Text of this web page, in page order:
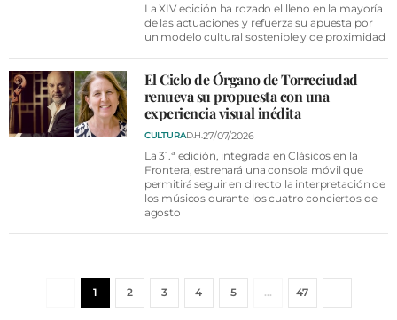
La XIV edición ha rozado el lleno en la mayoría
de las actuaciones y refuerza su apuesta por
un modelo cultural sostenible y de proximidad
El Ciclo de Órgano de Torreciudad
renueva su propuesta con una
experiencia visual inédita
CULTURAD.H.27/07/2026
La 31.ª edición, integrada en Clásicos en la
Frontera, estrenará una consola móvil que
permitirá seguir en directo la interpretación de
los músicos durante los cuatro conciertos de
agosto
1 2 3 4 5 … 47